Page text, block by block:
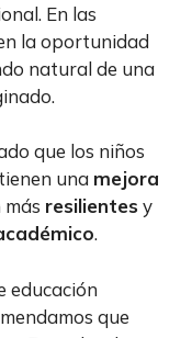
En las
la oportunidad
natural de una
que los niños
una mejora
resilientes y
.
educación
que